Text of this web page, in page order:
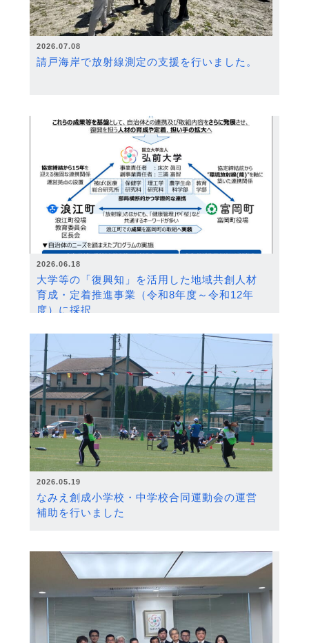
2026.07.08
請戸海岸で放射線測定の支援を行いました。
2026.06.18
大学等の「復興知」を活用した地域共創人材
育成・定着推進事業（令和8年度～令和12年
度）に採択
2026.05.19
なみえ創成小学校・中学校合同運動会の運営
補助を行いました